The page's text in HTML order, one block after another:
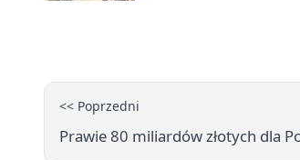
<< Poprzedni
Prawie 80 miliardów złotych dla